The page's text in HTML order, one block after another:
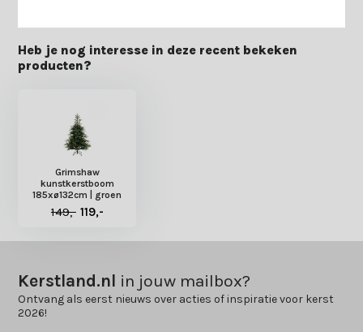
Heb je nog interesse in deze recent bekeken
producten?
Grimshaw
kunstkerstboom
185xø132cm | groen
149,- 119,-
Kerstland.nl in jouw mailbox?
Ontvang als eerst nieuws over acties of inspiratie voor kerst
2026!